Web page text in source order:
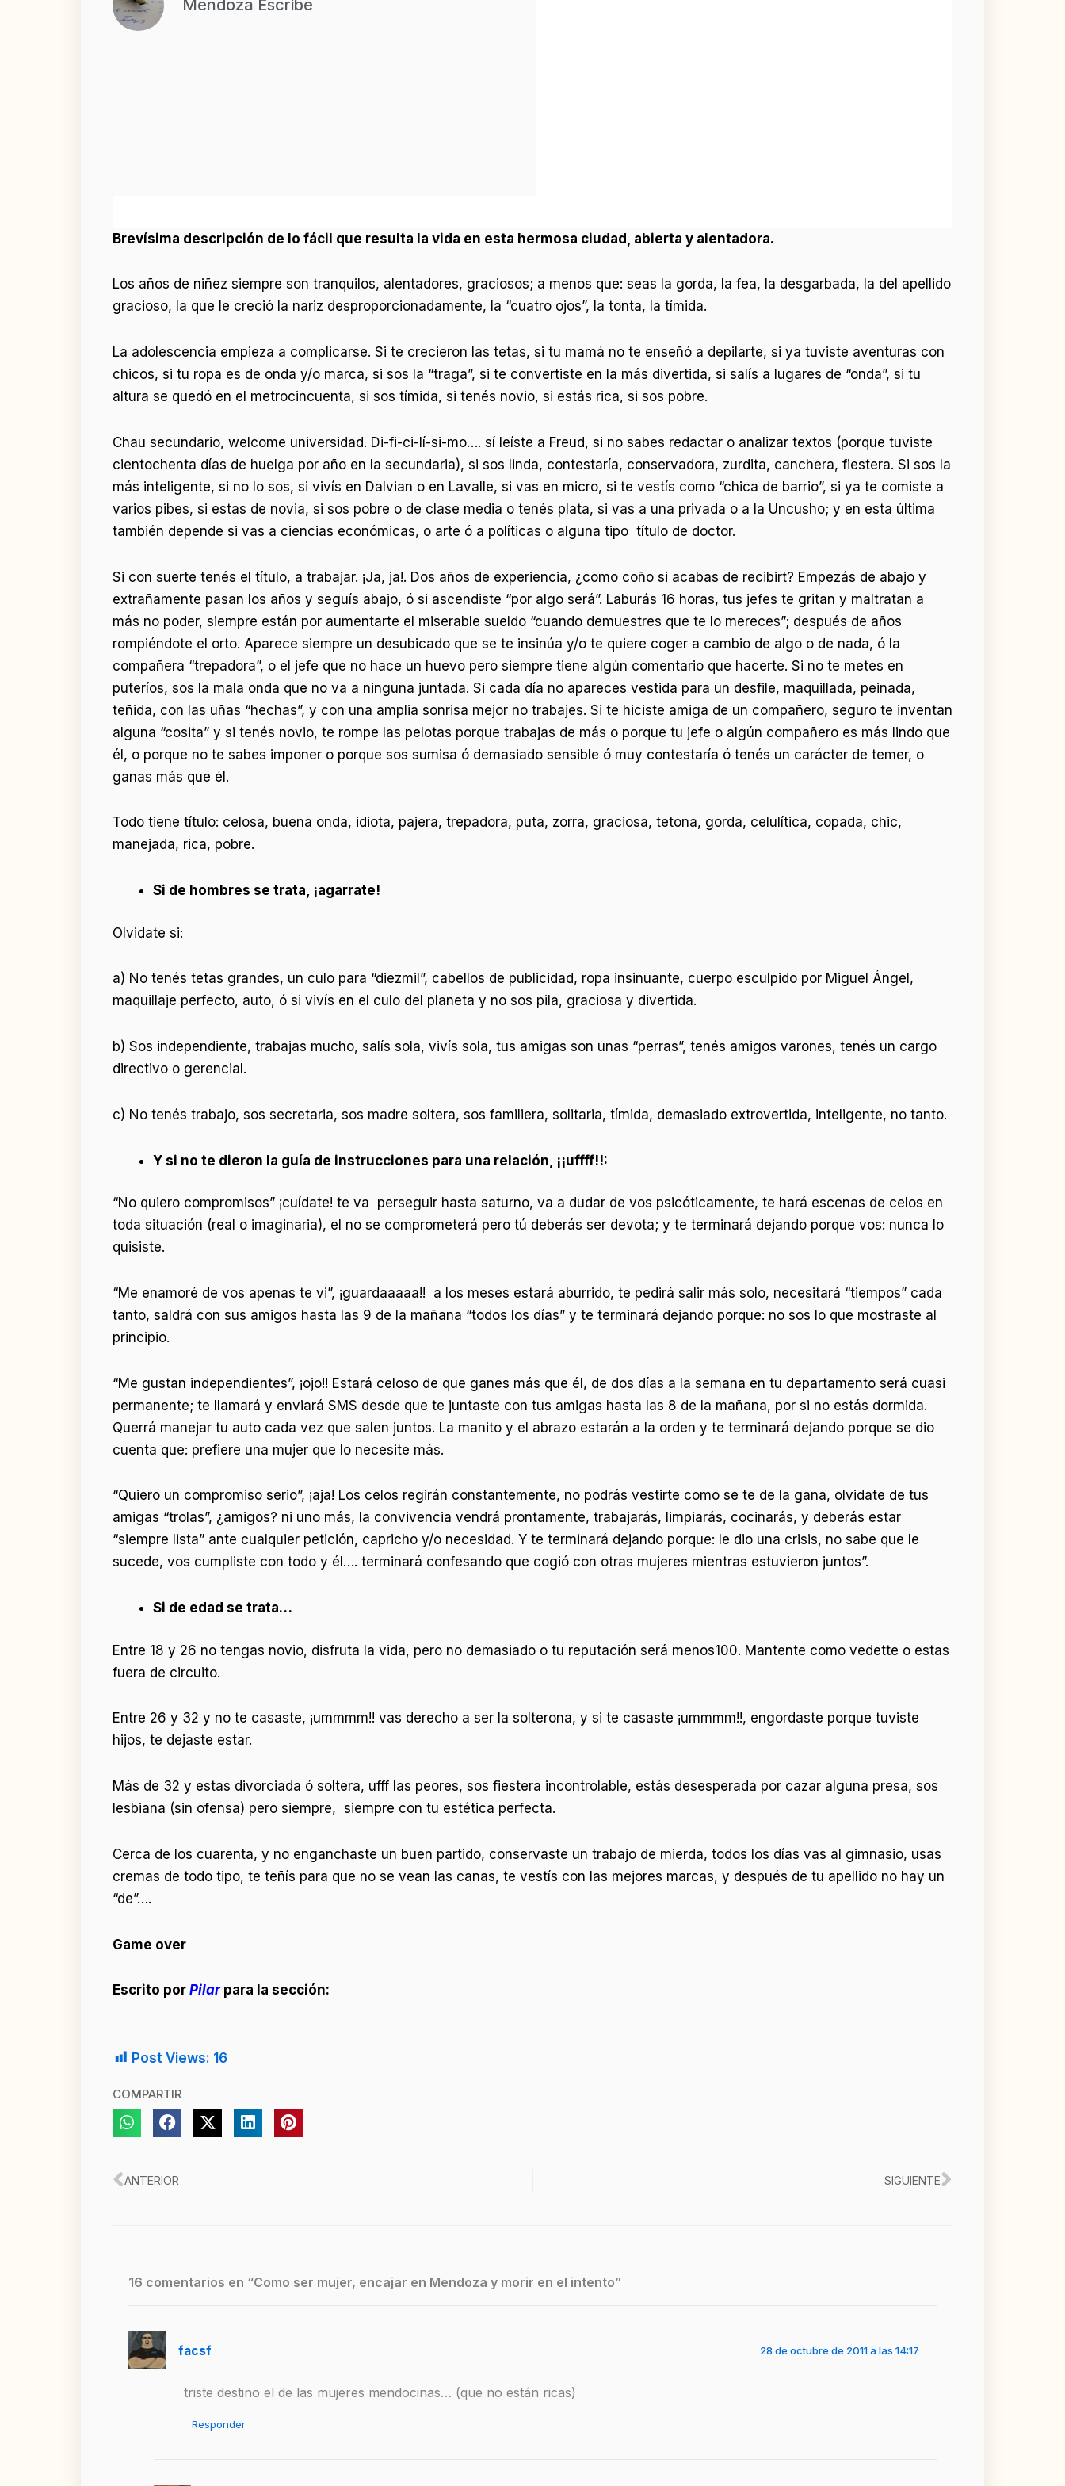
Mendoza Escribe
Brevísima descripción de lo fácil que resulta la vida en esta hermosa ciudad, abierta y alentadora.
Los años de niñez siempre son tranquilos, alentadores, graciosos; a menos que: seas la gorda, la fea, la desgarbada, la del apellido
gracioso, la que le creció la nariz desproporcionadamente, la “cuatro ojos”, la tonta, la tímida.
La adolescencia empieza a complicarse. Si te crecieron las tetas, si tu mamá no te enseñó a depilarte, si ya tuviste aventuras con
chicos, si tu ropa es de onda y/o marca, si sos la “traga”, si te convertiste en la más divertida, si salís a lugares de “onda”, si tu
altura se quedó en el metrocincuenta, si sos tímida, si tenés novio, si estás rica, si sos pobre.
Chau secundario, welcome universidad. Di-fi-ci-lí-si-mo…. sí leíste a Freud, si no sabes redactar o analizar textos (porque tuviste
cientochenta días de huelga por año en la secundaria), si sos linda, contestaría, conservadora, zurdita, canchera, fiestera. Si sos la
más inteligente, si no lo sos, si vivís en Dalvian o en Lavalle, si vas en micro, si te vestís como “chica de barrio”, si ya te comiste a
varios pibes, si estas de novia, si sos pobre o de clase media o tenés plata, si vas a una privada o a la Uncusho; y en esta última
también depende si vas a ciencias económicas, o arte ó a políticas o alguna tipo título de doctor.
Si con suerte tenés el título, a trabajar. ¡Ja, ja!. Dos años de experiencia, ¿como coño si acabas de recibirt? Empezás de abajo y
extrañamente pasan los años y seguís abajo, ó si ascendiste “por algo será”. Laburás 16 horas, tus jefes te gritan y maltratan a
más no poder, siempre están por aumentarte el miserable sueldo “cuando demuestres que te lo mereces”; después de años
rompiéndote el orto. Aparece siempre un desubicado que se te insinúa y/o te quiere coger a cambio de algo o de nada, ó la
compañera “trepadora”, o el jefe que no hace un huevo pero siempre tiene algún comentario que hacerte. Si no te metes en
puteríos, sos la mala onda que no va a ninguna juntada. Si cada día no apareces vestida para un desfile, maquillada, peinada,
teñida, con las uñas “hechas”, y con una amplia sonrisa mejor no trabajes. Si te hiciste amiga de un compañero, seguro te inventan
alguna “cosita” y si tenés novio, te rompe las pelotas porque trabajas de más o porque tu jefe o algún compañero es más lindo que
él, o porque no te sabes imponer o porque sos sumisa ó demasiado sensible ó muy contestaría ó tenés un carácter de temer, o
ganas más que él.
Todo tiene título: celosa, buena onda, idiota, pajera, trepadora, puta, zorra, graciosa, tetona, gorda, celulítica, copada, chic,
manejada, rica, pobre.
Si de hombres se trata, ¡agarrate!
Olvidate si:
a) No tenés tetas grandes, un culo para “diezmil”, cabellos de publicidad, ropa insinuante, cuerpo esculpido por Miguel Ángel,
maquillaje perfecto, auto, ó si vivís en el culo del planeta y no sos pila, graciosa y divertida.
b) Sos independiente, trabajas mucho, salís sola, vivís sola, tus amigas son unas “perras”, tenés amigos varones, tenés un cargo
directivo o gerencial.
c) No tenés trabajo, sos secretaria, sos madre soltera, sos familiera, solitaria, tímida, demasiado extrovertida, inteligente, no tanto.
Y si no te dieron la guía de instrucciones para una relación, ¡¡uffff!!:
“No quiero compromisos” ¡cuídate! te va perseguir hasta saturno, va a dudar de vos psicóticamente, te hará escenas de celos en
toda situación (real o imaginaria), el no se comprometerá pero tú deberás ser devota; y te terminará dejando porque vos: nunca lo
quisiste.
“Me enamoré de vos apenas te vi”, ¡guardaaaaa!! a los meses estará aburrido, te pedirá salir más solo, necesitará “tiempos” cada
tanto, saldrá con sus amigos hasta las 9 de la mañana “todos los días” y te terminará dejando porque: no sos lo que mostraste al
principio.
“Me gustan independientes”, ¡ojo!! Estará celoso de que ganes más que él, de dos días a la semana en tu departamento será cuasi
permanente; te llamará y enviará SMS desde que te juntaste con tus amigas hasta las 8 de la mañana, por si no estás dormida.
Querrá manejar tu auto cada vez que salen juntos. La manito y el abrazo estarán a la orden y te terminará dejando porque se dio
cuenta que: prefiere una mujer que lo necesite más.
“Quiero un compromiso serio”, ¡aja! Los celos regirán constantemente, no podrás vestirte como se te de la gana, olvidate de tus
amigas “trolas”, ¿amigos? ni uno más, la convivencia vendrá prontamente, trabajarás, limpiarás, cocinarás, y deberás estar
“siempre lista” ante cualquier petición, capricho y/o necesidad. Y te terminará dejando porque: le dio una crisis, no sabe que le
sucede, vos cumpliste con todo y él…. terminará confesando que cogió con otras mujeres mientras estuvieron juntos”.
Si de edad se trata…
Entre 18 y 26 no tengas novio, disfruta la vida, pero no demasiado o tu reputación será menos100. Mantente como vedette o estas
fuera de circuito.
Entre 26 y 32 y no te casaste, ¡ummmm!! vas derecho a ser la solterona, y si te casaste ¡ummmm!!, engordaste porque tuviste
hijos, te dejaste estar.
Más de 32 y estas divorciada ó soltera, ufff las peores, sos fiestera incontrolable, estás desesperada por cazar alguna presa, sos
lesbiana (sin ofensa) pero siempre, siempre con tu estética perfecta.
Cerca de los cuarenta, y no enganchaste un buen partido, conservaste un trabajo de mierda, todos los días vas al gimnasio, usas
cremas de todo tipo, te teñís para que no se vean las canas, te vestís con las mejores marcas, y después de tu apellido no hay un
“de”….
Game over
Escrito por Pilar para la sección:
Post Views: 16
COMPARTIR
Ant
ANTERIOR SIGUIENTESiguiente
16 comentarios en “Como ser mujer, encajar en Mendoza y morir en el intento”
facsf 28 de octubre de 2011 a las 14:17
triste destino el de las mujeres mendocinas… (que no están ricas)
Responder